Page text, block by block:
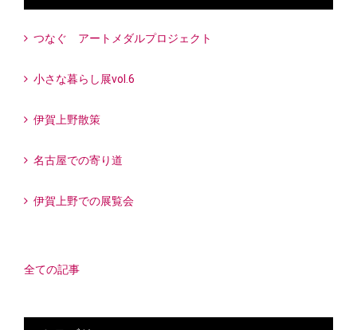
つなぐ アートメダルプロジェクト
小さな暮らし展vol.6
伊賀上野散策
名古屋での寄り道
伊賀上野での展覧会
全ての記事